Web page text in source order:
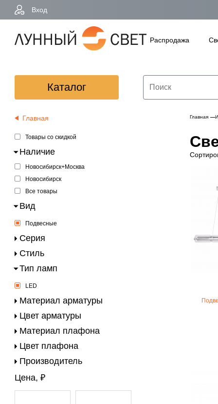
Вход
Распродажа
Каталог
Главная
Товары со скидкой
Наличие
Новосибирск+Москва
Новосибирск
Все товары
Вид
Подвесные
Серия
Стиль
Тип ламп
LED
Материал арматуры
Цвет арматуры
Материал плафона
Цвет плафона
Производитель
Цена, ₽
Главная